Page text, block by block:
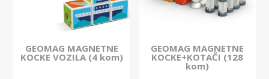
GEOMAG MAGNETNE
KOCKE VOZILA (4 kom)
GEOMAG MAGNETNE
KOCKE+KOTAČI (128
kom)